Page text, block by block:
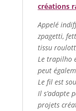
créations
Appelé
zpagetti,
tissu
Le trapilho
peut
Le fil est
Il s’adapte
projets